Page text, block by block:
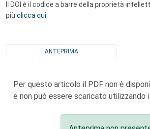
Il DOI è il codice a barre della proprietà
più clicca qui
ANTEPRIMA
Per questo articolo il PDF non è
e non può essere scaricato utilizzando